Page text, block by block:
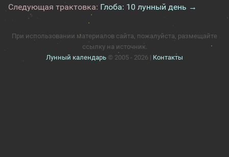
Следующая трактовка: Глоба: 10 лунный день →
При использовании материалов сайта, пожалуйста, размещайте
ссылку на источник.
Лунный календарь © 2005 - 2026 | Контакты